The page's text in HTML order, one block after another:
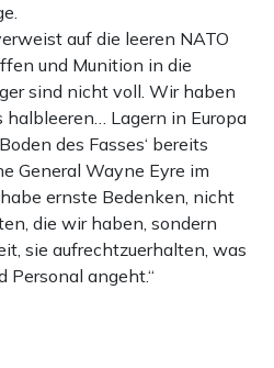
auf die leeren NATO
und Munition in die
sind nicht voll. Wir haben
halbleeren… Lagern in Europa
des Fasses‘ bereits
General Wayne Eyre im
ernste Bedenken, nicht
die wir haben, sondern
sie aufrechtzuerhalten, was
Personal angeht.“